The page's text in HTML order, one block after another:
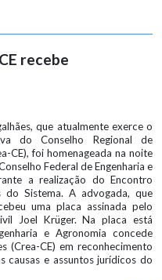
recebe
que atualmente exerce o
do Conselho Regional de
CE), foi homenageada na noite
Federal de Engenharia e
a realização do Encontro
do Sistema. A advogada, que
uma placa assinada pelo
Joel Krüger. Na placa está
e Agronomia concede
(Crea-CE) em reconhecimento
causas e assuntos jurídicos do